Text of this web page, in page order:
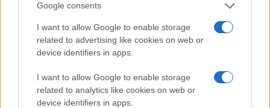
Google consents
I want to allow Google to enable storage
related to advertising like cookies on web or
device identifiers in apps.
I want to allow Google to enable storage
related to analytics like cookies on web or
device identifiers in apps.
ότι η η δράση του συγκεκριμένου φαρμάκου είναι
πράγματι πολύ αποτελεσματική, με τα ποντίκια στα
νηφαλιότητας πολύ πιο γρήγορα από τα υπόλοιπα. Οι
επιστήμονες φιλοδοξούν ότι μελλοντικά το φάρμακο